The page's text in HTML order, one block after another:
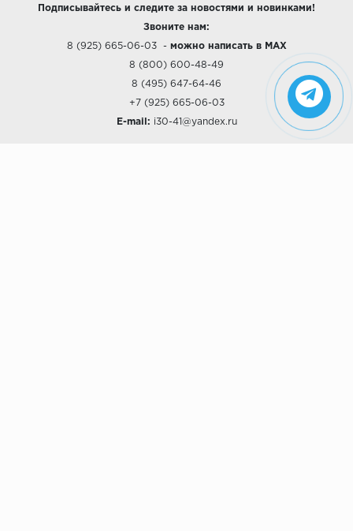
Подписывайтесь и следите за новостями и новинками!
Звоните нам:
8 (925) 665-06-03- можно написать в MAX
8 (800) 600-48-49
8 (495) 647-64-46
+7 (925) 665-06-03
E-mail: i30-41@yandex.ru